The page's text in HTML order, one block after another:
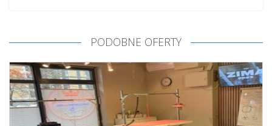
PODOBNE OFERTY